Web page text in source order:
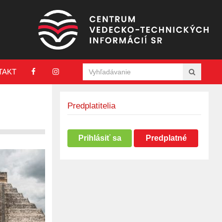
Predplatitelia
Prihlásiť sa Predplatné